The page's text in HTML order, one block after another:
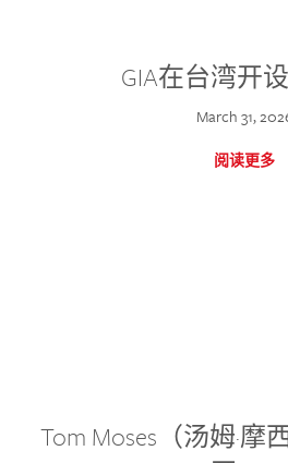
GIA在台湾开
March 31,
阅读更多
Tom Moses（汤姆·